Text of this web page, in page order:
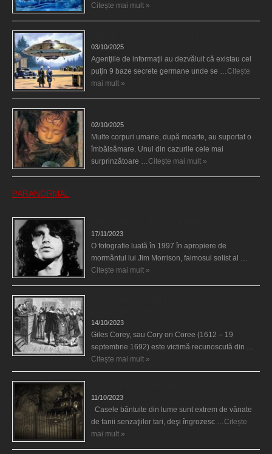
Citește mai mult »
03/10/2025
Agenţiile de informaţii au dezvăluit că existau cel
puţin 9 baze secrete germane unde se … Citește
mai mult »
02/10/2025
Multe corpuri umane, după moarte, au suportat o
îmbălsămare. Unul din cazurile cele mai
surprinzătoare … Citește mai mult »
PARANORMAL
17/11/2023
O fotografie luată în 1997 în apropiere de
mormântul lui Jim Morrison, faimosul solist al …
Citește mai mult »
14/10/2023
Giles Corey, sau Cory ori Coree (1612 – 19
septembrie 1692) este victimă recunoscută din …
Citește mai mult »
11/10/2023
Casele bântuite din lume sunt extrem de vânate
de fanii senzaţiilor tari, deşi îngrozesc … Citește
mai mult »